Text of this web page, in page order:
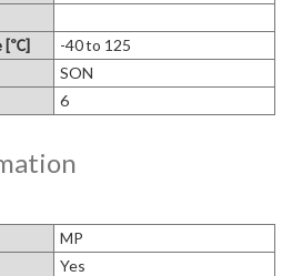
[℃]
-40 to 125
SON
6
MP
Yes